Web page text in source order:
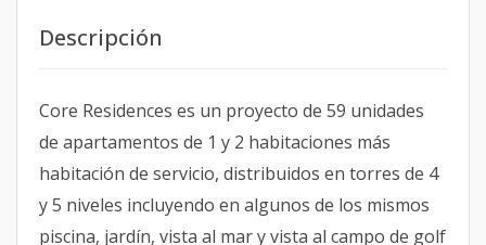
Descripción
Core Residences es un proyecto de 59 unidades
de apartamentos de 1 y 2 habitaciones más
habitación de servicio, distribuidos en torres de 4
y 5 niveles incluyendo en algunos de los mismos
piscina, jardín, vista al mar y vista al campo de golf